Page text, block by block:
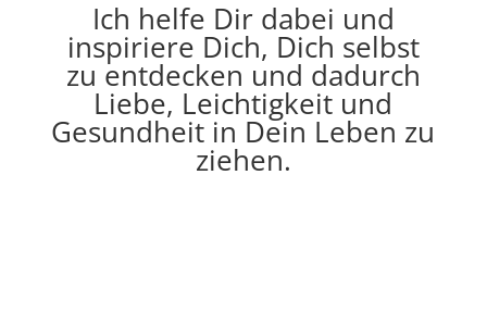
Ich helfe Dir dabei und
inspiriere Dich, Dich selbst
zu entdecken und dadurch
Liebe, Leichtigkeit und
Gesundheit in Dein Leben zu
ziehen.